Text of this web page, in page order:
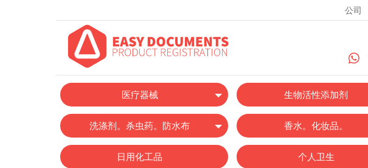
公司
医疗器械 生物活性添加剂
洗涤剂。杀虫药。防水布 香水。化妆品。
日用化工品 个人卫生